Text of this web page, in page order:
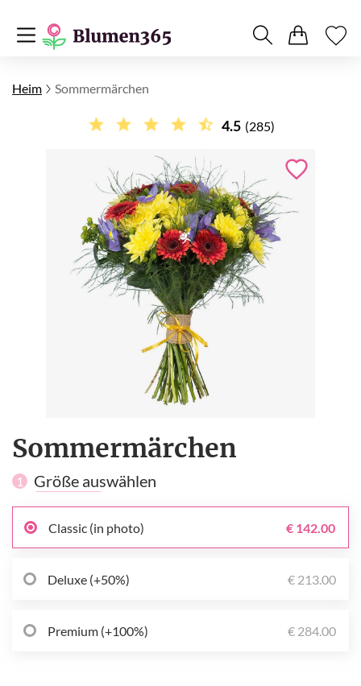
Heim Sommermärchen
4.5 (285)
Sommermärchen
1 Größe auswählen
Classic (in photo) € 142.00
Deluxe (+50%) € 213.00
Premium (+100%) € 284.00